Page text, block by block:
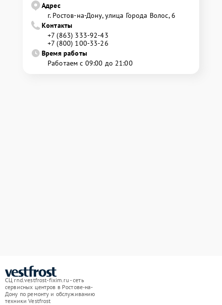
Адрес
г. Ростов-на-Дону, улица Города Волос, 6
Контакты
+7 (863) 333-92-43
+7 (800) 100-33-26
Время работы
Работаем с 09:00 до 21:00
СЦ rnd.vestfrost-fixim.ru - сеть
сервисных центров в Ростове-на-
Дону по ремонту и обслуживанию
техники Vestfrost